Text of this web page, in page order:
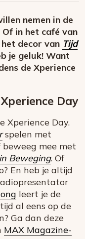
nemen in de
Of in het café van
decor van Tijd
je geluk! Want
de Xperience
Day
Xperience Day.
spelen met
mee met
Beweging. Of
En heb je altijd
leert je de
al eens op de
Ga dan deze
MAX Magazine-